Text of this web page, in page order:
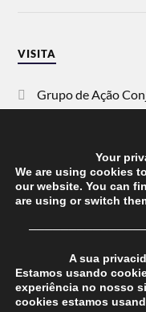
VISITA
Grupo de Ação
Vida Justa
dezanove
Your
We are using cookies
our website. You can
are using or switch
A sua
Estamos usando
experiência no nosso
cookies estamos